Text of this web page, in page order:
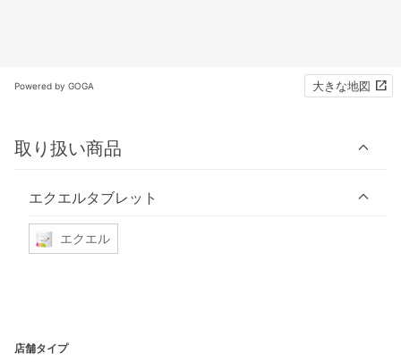
Powered by GOGA 大きな地図
取り扱い商品
エクエルタブレット
エクエル
店舗タイプ